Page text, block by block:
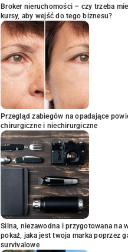
Broker nieruchomości – czy trzeba
kursy, aby wejść do tego biznesu?
Przegląd zabiegów na opadające
chirurgiczne i niechirurgiczne
Silna, niezawodna i przygotowana na
pokaż, jaka jest twoja marka poprzez
survivalowe